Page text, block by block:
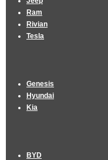
Ram
Rivian
Tesla
Genesis
Hyundai
Kia
BYD